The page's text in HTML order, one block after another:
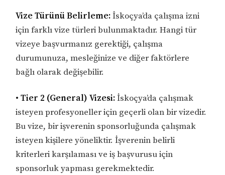
Vize Türünü Belirleme:İskoçya’da çalışma izni
için farklı vize türleri bulunmaktadır. Hangi tür
vizeye başvurmanız gerektiği, çalışma
durumunuza, mesleğinize ve diğer faktörlere
bağlı olarak değişebilir.
• Tier 2 (General) Vizesi:İskoçya’da çalışmak
isteyen profesyoneller için geçerli olan bir vizedir.
Bu vize, bir işverenin sponsorluğunda çalışmak
isteyen kişilere yöneliktir. İşverenin belirli
kriterleri karşılaması ve iş başvurusu için
sponsorluk yapması gerekmektedir.